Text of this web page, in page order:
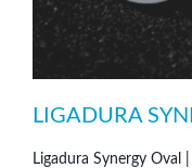
LIGADURA
Ligadura Synergy Oval